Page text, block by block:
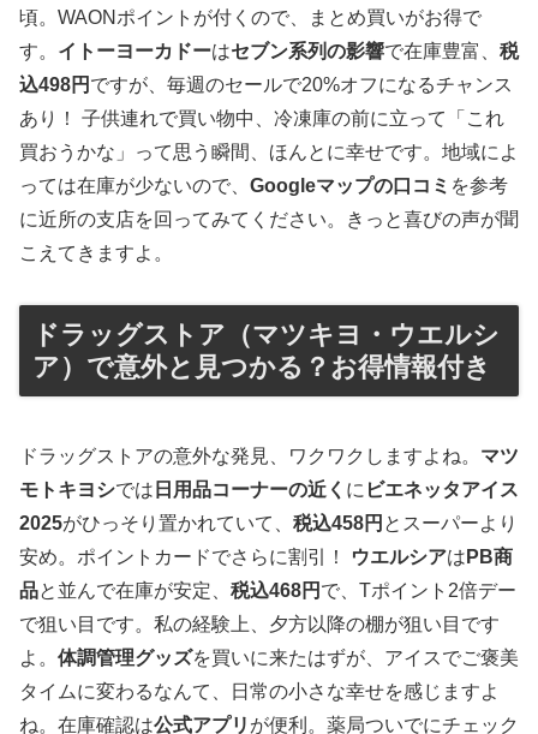
頃。WAONポイントが付くので、まとめ買いがお得で
す。 イトーヨーカドーはセブン系列の影響で在庫豊富、 税
込498円 ですが、毎週のセールで20%オフになるチャンス
あり！ 子供連れで買い物中、冷凍庫の前に立って「これ
買おうかな」って思う瞬間、ほんとに幸せです。地域によ
っては在庫が少ないので、 Googleマップの口コミ を参考
に近所の支店を回ってみてください。きっと喜びの声が聞
こえてきますよ。
ドラッグストア（マツキヨ・ウエルシ
ア）で意外と見つかる？お得情報付き
ドラッグストアの意外な発見、ワクワクしますよね。 マツ
モトキヨシでは 日用品コーナーの近く に ビエネッタアイス
2025がひっそり置かれていて、 税込458円 とスーパーより
安め。ポイントカードでさらに割引！
ウエルシアは PB商
品と並んで在庫が安定、 税込468円 で、Tポイント2倍デー
で狙い目です。私の経験上、夕方以降の棚が狙い目です
よ。 体調管理グッズを買いに来たはずが、アイスでご褒美
タイムに変わるなんて、日常の小さな幸せを感じますよ
ね。在庫確認は公式アプリ が便利。薬局ついでにチェック